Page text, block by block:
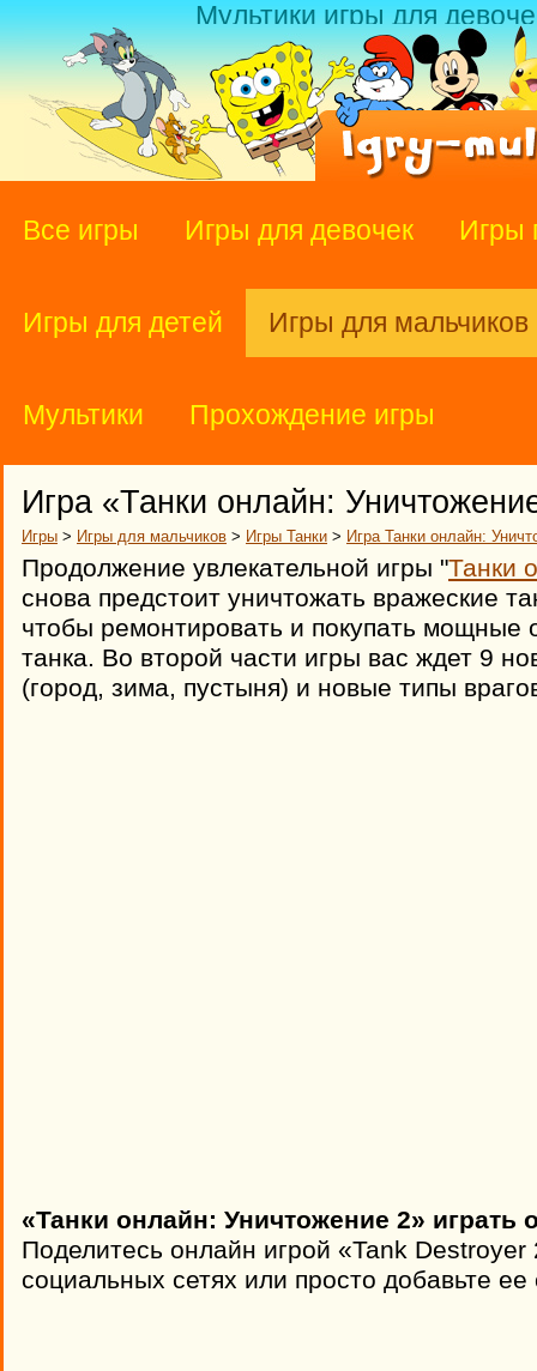
Мультики игры для
Все игры Игры для девочек Игры
Игры для детей Игры для мальчиков
Мультики Прохождение игры
Игра «Танки онлайн:
Игры > Игры для мальчиков > Игры Танки > Игра Танки онлайн:
Продолжение увлекательной игры "Танки
снова предстоит уничтожать вражеские
чтобы ремонтировать и покупать мощные
танка. Во второй части игры вас ждет 9
(город, зима, пустыня) и новые типы
«Танки онлайн: Уничтожение 2» играть
Поделитесь онлайн игрой «Tank
социальных сетях или просто добавьте ее